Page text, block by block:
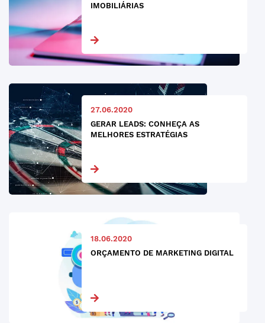
IMOBILIÁRIAS
27.06.2020
GERAR LEADS: CONHEÇA AS
MELHORES ESTRATÉGIAS
18.06.2020
ORÇAMENTO DE MARKETING DIGITAL